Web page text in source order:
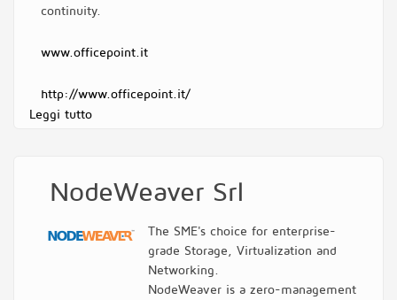
continuity.
www.officepoint.it
http://www.officepoint.it/
Leggi tutto
NodeWeaver Srl
The SME's choice for enterprise-
grade Storage, Virtualization and
Networking.
NodeWeaver is a zero-management